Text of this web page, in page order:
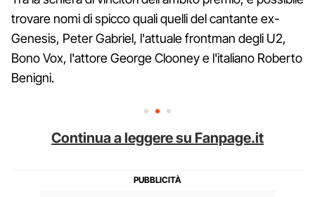
trovare nomi di spicco quali quelli del cantante ex-
Genesis, Peter Gabriel, l'attuale frontman degli U2,
Bono Vox, l'attore George Clooney e l'italiano Roberto
Benigni.
Continua a leggere su Fanpage.it